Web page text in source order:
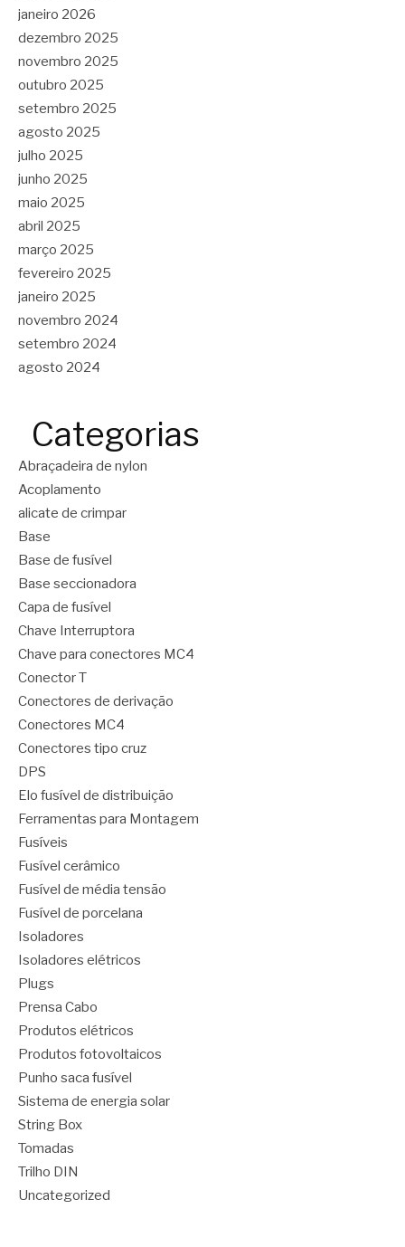
janeiro 2026
dezembro 2025
novembro 2025
outubro 2025
setembro 2025
agosto 2025
julho 2025
junho 2025
maio 2025
abril 2025
março 2025
fevereiro 2025
janeiro 2025
novembro 2024
setembro 2024
agosto 2024
Categorias
Abraçadeira de nylon
Acoplamento
alicate de crimpar
Base
Base de fusível
Base seccionadora
Capa de fusível
Chave Interruptora
Chave para conectores MC4
Conector T
Conectores de derivação
Conectores MC4
Conectores tipo cruz
DPS
Elo fusível de distribuição
Ferramentas para Montagem
Fusíveis
Fusível cerâmico
Fusível de média tensão
Fusível de porcelana
Isoladores
Isoladores elétricos
Plugs
Prensa Cabo
Produtos elétricos
Produtos fotovoltaicos
Punho saca fusível
Sistema de energia solar
String Box
Tomadas
Trilho DIN
Uncategorized